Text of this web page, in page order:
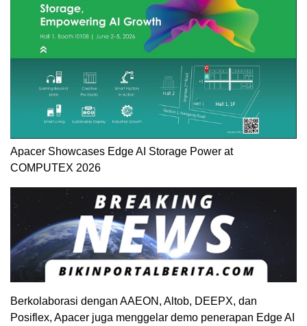
Apacer Showcases Edge AI Storage Power at
COMPUTEX 2026
Berkolaborasi dengan AAEON, Altob, DEEPX, dan
Posiflex, Apacer juga menggelar demo penerapan Edge AI